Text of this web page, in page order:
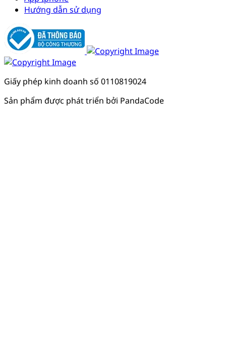
Hướng dẫn sử dụng
Giấy phép kinh doanh số 0110819024
Sản phẩm được phát triển bởi PandaCode